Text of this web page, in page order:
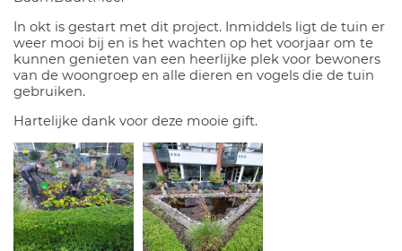
In okt is gestart met dit project. Inmiddels ligt de tuin er
weer mooi bij en is het wachten op het voorjaar om te
kunnen genieten van een heerlijke plek voor bewoners
van de woongroep en alle dieren en vogels die de tuin
gebruiken.
Hartelijke dank voor deze mooie gift.